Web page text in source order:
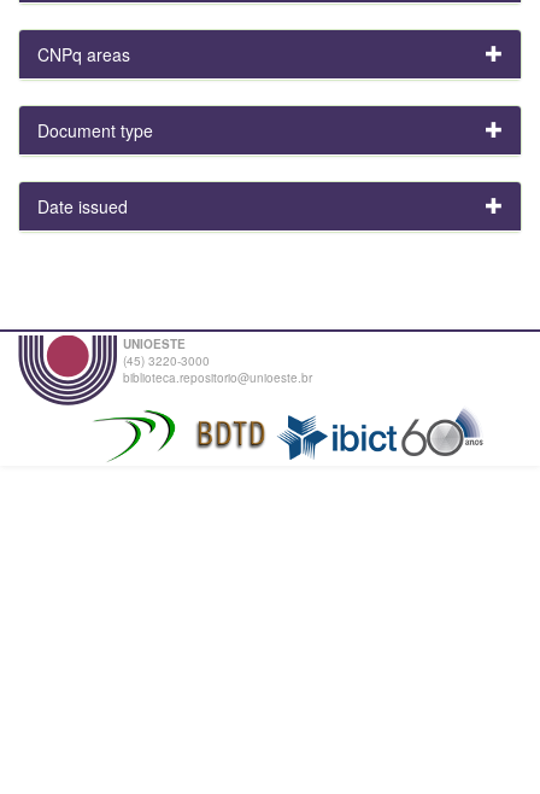
CNPq areas
Document type
Date issued
UNIOESTE
(45) 3220-3000
biblioteca.repositorio@unioeste.br